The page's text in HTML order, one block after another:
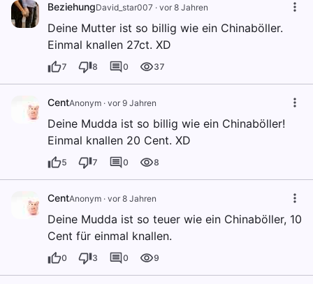
BeziehungDavid_star007 · vor 8 Jahren
Deine Mutter ist so billig wie ein Chinaböller.
Einmal knallen 27ct. XD
7 8 0 37
CentAnonym · vor 9 Jahren
Deine Mudda ist so billig wie ein Chinaböller!
Einmal knallen 20 Cent. XD
5 7 0 8
CentAnonym · vor 8 Jahren
Deine Mudda ist so teuer wie ein Chinaböller, 10
Cent für einmal knallen.
0 3 0 9